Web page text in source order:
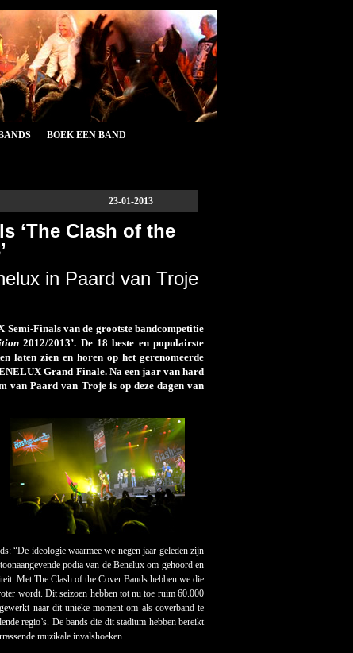
BOEK EEN BAND
23-01-2013
‘The Clash of the
in Paard van Troje
Semi-Finals van de grootste bandcompetitie
2012/2013’. De 18 beste en populairste
laten zien en horen op het gerenomeerde
Grand Finale. Na een jaar van hard
van Paard van Troje is op deze dagen van
“De ideologie waarmee we negen jaar geleden zijn
podia van de Benelux om gehoord en
Met The Clash of the Cover Bands hebben we die
wordt. Dit seizoen hebben tot nu toe ruim 60.000
naar dit unieke moment om als coverband te
regio’s. De bands die dit stadium hebben bereikt
muzikale invalshoeken.